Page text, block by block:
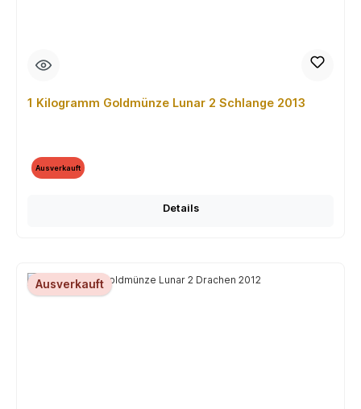
1 Kilogramm Goldmünze Lunar 2 Schlange 2013
Ausverkauft
Details
Ausverkauft